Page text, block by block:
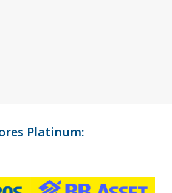
Platinum: